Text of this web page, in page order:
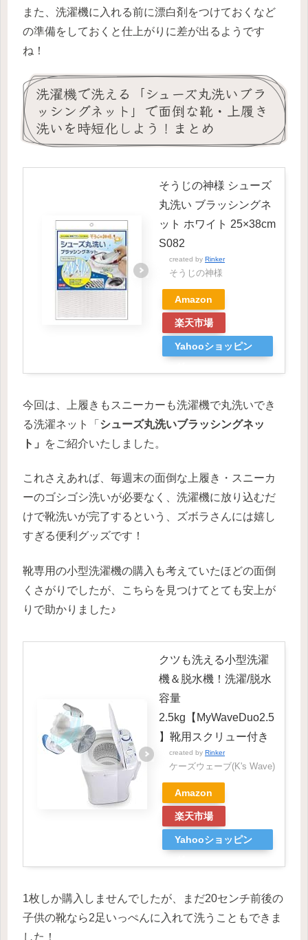
また、洗濯機に入れる前に漂白剤をつけておくなど
の準備をしておくと仕上がりに差が出るようです
ね！
洗濯機で洗える「シューズ丸洗いブラ
ッシングネット」で面倒な靴・上履き
洗いを時短化しよう！まとめ
そうじの神様 シューズ
丸洗い ブラッシングネ
ット ホワイト 25×38cm
S082
created by Rinker
そうじの神様
Amazon
楽天市場
Yahooショッピン
今回は、上履きもスニーカーも洗濯機で丸洗いでき
る洗濯ネット「 シューズ丸洗いブラッシングネッ
ト」
をご紹介いたしました。
これさえあれば、毎週末の面倒な上履き・スニーカ
ーのゴシゴシ洗いが必要なく、洗濯機に放り込むだ
けで靴洗いが完了するという、ズボラさんには嬉し
すぎる便利グッズです！
靴専用の小型洗濯機の購入も考えていたほどの面倒
くさがりでしたが、こちらを見つけてとても安上が
りで助かりました♪
クツも洗える小型洗濯
機＆脱水機！洗濯/脱水
容量
2.5kg【MyWaveDuo2.5
】靴用スクリュー付き
created by Rinker
ケーズウェーブ(K's Wave)
Amazon
楽天市場
Yahooショッピン
1枚しか購入しませんでしたが、まだ20センチ前後の
子供の靴なら2足いっぺんに入れて洗うこともできま
した！